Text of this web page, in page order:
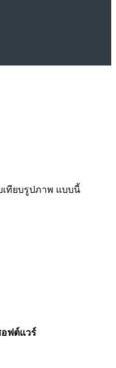
เทียบรูปภาพ แบบนี้
ฟต์แวร์